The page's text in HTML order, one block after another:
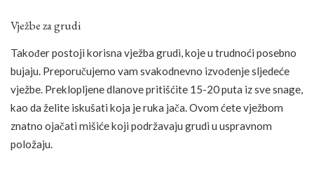
Vježbe za grudi
Također postoji korisna vježba grudi, koje u trudnoći posebno
bujaju. Preporučujemo vam svakodnevno izvođenje sljedeće
vježbe. Preklopljene dlanove pritišćite 15-20 puta iz sve snage,
kao da želite iskušati koja je ruka jača. Ovom ćete vježbom
znatno ojačati mišiće koji podržavaju grudi u uspravnom
položaju.